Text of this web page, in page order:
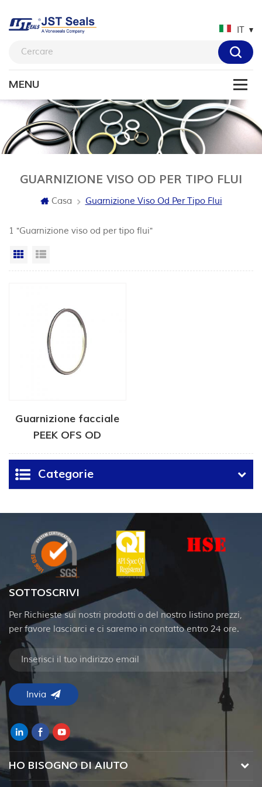
IT
GUARNIZIONE VISO OD PER TIPO FLUI
Casa Guarnizione Viso Od Per Tipo Flui
1 "Guarnizione viso od per tipo flui"
Vista a griglia
Guarnizione facciale
PEEK OFS OD
Categorie
SOTTOSCRIVI
Per Richieste sui nostri prodotti o del nostro listino prezzi,
per favore lasciarci e ci saremo in contatto entro 24 ore.
HO BISOGNO DI AIUTO